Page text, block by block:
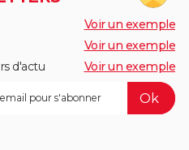
Voir un exemple
Voir un exemple
d'actu
Voir un exemple